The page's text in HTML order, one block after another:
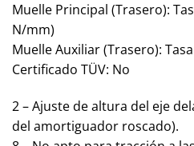
Muelle Principal (Trasero):
N/mm)
Muelle Auxiliar (Trasero):
Certificado TÜV: No
2 – Ajuste de altura del eje
del amortiguador roscado).